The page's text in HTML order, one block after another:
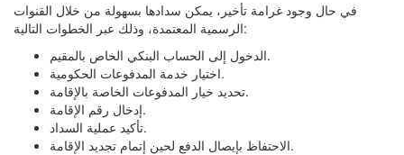
في حال وجود غرامة تأخير، يمكن سدادها بسهولة من خلال القنوات
الرسمية المعتمدة، وذلك عبر الخطوات التالية:
الدخول إلى الحساب البنكي الخاص بالمقيم.
اختيار خدمة المدفوعات الحكومية.
تحديد خيار المدفوعات الخاصة بالإقامة.
إدخال رقم الإقامة.
تأكيد عملية السداد.
الاحتفاظ بإيصال الدفع لحين إتمام تجديد الإقامة.